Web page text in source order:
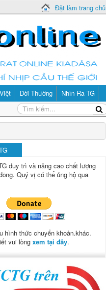
Đặt làm trang chủ
Đời Thường Nhìn Ra TG
duy trì và nâng cao chất lượng
Quý vị có thể ủng hộ qua
hình thức chuyển khoản.khác.
vui lòng xem tại đây.